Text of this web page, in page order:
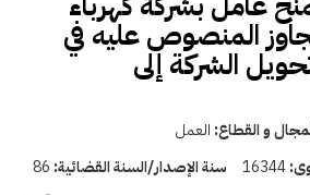
المنصوص عليه في
الشركة إلى
و القطاع: العمل
16344 سنة الإصدار/السنة القضائية: 86